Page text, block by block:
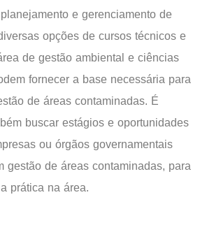
e gerenciamento de
opções de cursos técnicos e
de gestão ambiental e ciências
fornecer a base necessária para
de áreas contaminadas. É
buscar estágios e oportunidades
ou órgãos governamentais
gestão de áreas contaminadas, para
prática na área.